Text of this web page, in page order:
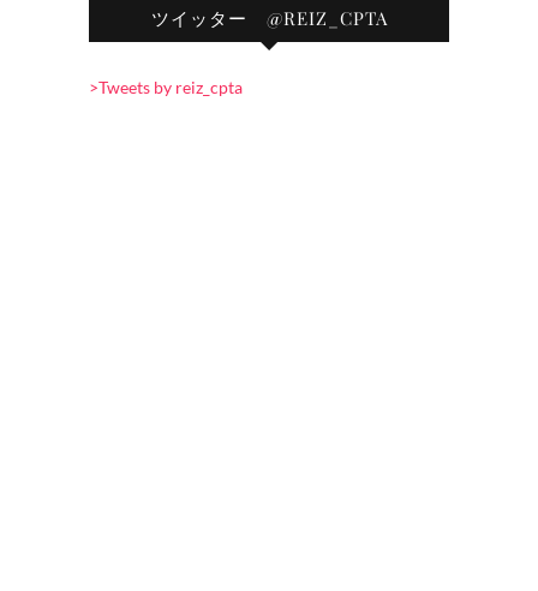
ツイッター @REIZ_CPTA
>Tweets by reiz_cpta